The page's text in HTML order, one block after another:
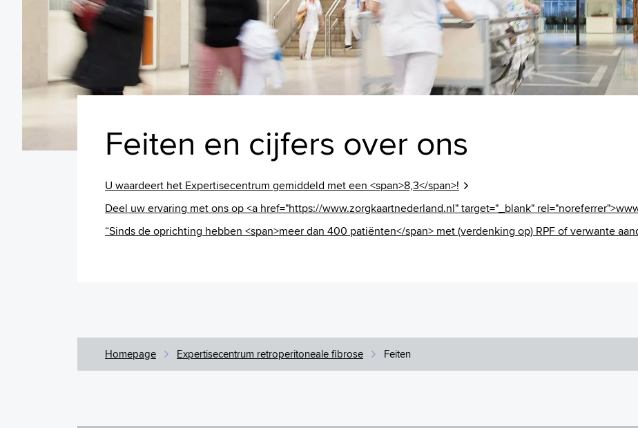
Feiten en cijfers over ons
U waardeert het Expertisecentrum gemiddeld met een <span>8,3</span>!
Deel uw ervaring met ons op <a href="https://www.zorgkaartnederland.nl" target="_blank"
“Sinds de oprichting hebben <span>meer dan 400 patiënten</span> met (verdenking op) RPF of verwante
Homepage Expertisecentrum retroperitoneale fibrose Feiten